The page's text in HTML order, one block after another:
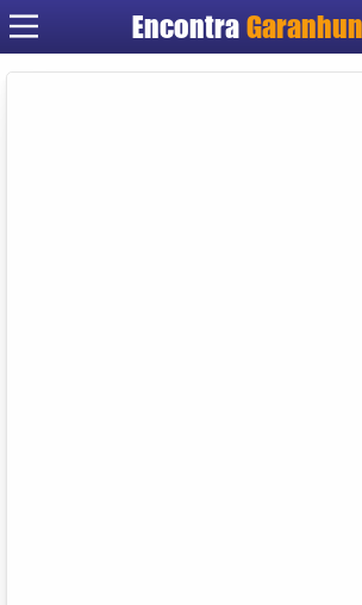
Encontra
Cadastrar